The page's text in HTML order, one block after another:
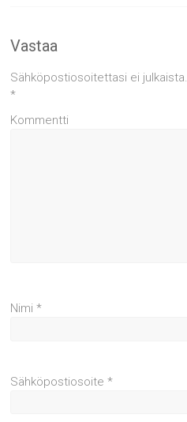
Vastaa
Sähköpostiosoitettasi ei julkaista.
*
Kommentti
Nimi*
Sähköpostiosoite*